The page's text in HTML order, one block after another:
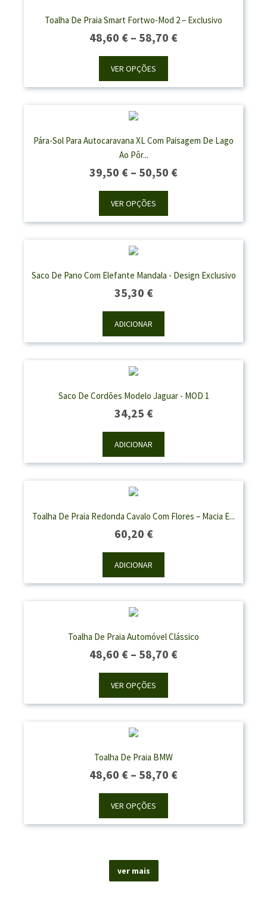
Toalha De Praia Smart Fortwo-Mod 2 – Exclusivo
48,60 € – 58,70 €Price
Through
VER OPÇÕES
Pára-Sol Para Autocaravana XL Com Paisagem De Lago
Ao Pôr...
39,50 € – 50,50 €Price
Through
VER OPÇÕES
Saco De Pano Com Elefante Mandala - Design Exclusivo
35,30 €
ADICIONAR
Saco De Cordões Modelo Jaguar - MOD 1
34,25 €
ADICIONAR
Toalha De Praia Redonda Cavalo Com Flores – Macia E...
60,20 €
ADICIONAR
Toalha De Praia Automóvel Clássico
48,60 € – 58,70 €Price
Through
VER OPÇÕES
Toalha De Praia BMW
48,60 € – 58,70 €Price
Through
VER OPÇÕES
ver mais